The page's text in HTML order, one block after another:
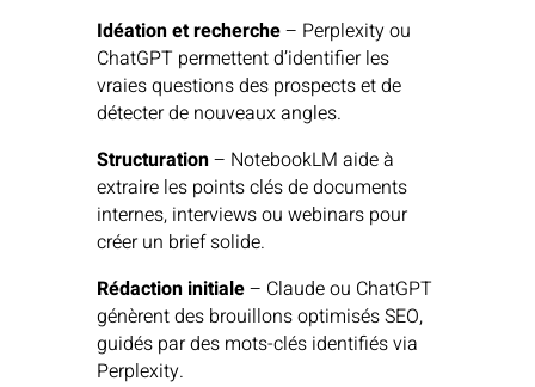
Idéation et recherche– Perplexity ou
ChatGPT permettent d’identifier les
vraies questions des prospects et de
détecter de nouveaux angles.
Structuration– NotebookLM aide à
extraire les points clés de documents
internes, interviews ou webinars pour
créer un brief solide.
Rédaction initiale– Claude ou ChatGPT
génèrent des brouillons optimisés SEO,
guidés par des mots-clés identifiés via
Perplexity.